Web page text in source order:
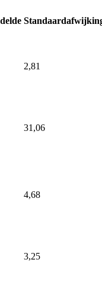
2,81
31,06
4,68
3,25